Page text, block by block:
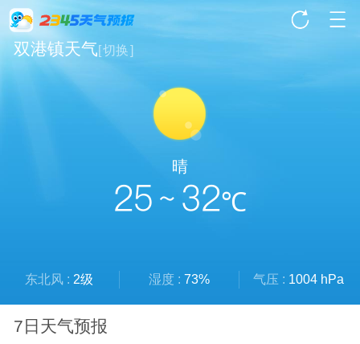
双港镇天气[切换]
晴
25 ~ 32℃
东北风 : 2级 湿度 : 73% 气压 : 1004 hPa
7日天气预报